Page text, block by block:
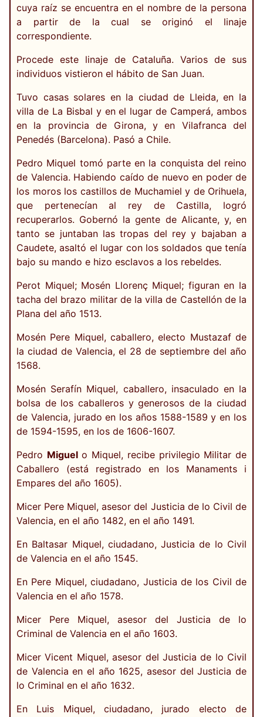
cuya raíz se encuentra en el nombre de la persona
a partir de la cual se originó el linaje
correspondiente.
Procede este linaje de Cataluña. Varios de sus
individuos vistieron el hábito de San Juan.
Tuvo casas solares en la ciudad de Lleida, en la
villa de La Bisbal y en el lugar de Camperá, ambos
en la provincia de Girona, y en Vilafranca del
Penedés (Barcelona). Pasó a Chile.
Pedro Miquel tomó parte en la conquista del reino
de Valencia. Habiendo caído de nuevo en poder de
los moros los castillos de Muchamiel y de Orihuela,
que pertenecían al rey de Castilla, logró
recuperarlos. Gobernó la gente de Alicante, y, en
tanto se juntaban las tropas del rey y bajaban a
Caudete, asaltó el lugar con los soldados que tenía
bajo su mando e hizo esclavos a los rebeldes.
Perot Miquel; Mosén Llorenç Miquel; figuran en la
tacha del brazo militar de la villa de Castellón de la
Plana del año 1513.
Mosén Pere Miquel, caballero, electo Mustazaf de
la ciudad de Valencia, el 28 de septiembre del año
1568.
Mosén Serafín Miquel, caballero, insaculado en la
bolsa de los caballeros y generosos de la ciudad
de Valencia, jurado en los años 1588-1589 y en los
de 1594-1595, en los de 1606-1607.
Pedro Miguelo Miquel, recibe privilegio Militar de
Caballero (está registrado en los Manaments i
Empares del año 1605).
Micer Pere Miquel, asesor del Justicia de lo Civil de
Valencia, en el año 1482, en el año 1491.
En Baltasar Miquel, ciudadano, Justicia de lo Civil
de Valencia en el año 1545.
En Pere Miquel, ciudadano, Justicia de los Civil de
Valencia en el año 1578.
Micer Pere Miquel, asesor del Justicia de lo
Criminal de Valencia en el año 1603.
Micer Vicent Miquel, asesor del Justicia de lo Civil
de Valencia en el año 1625, asesor del Justicia de
lo Criminal en el año 1632.
En Luis Miquel, ciudadano, jurado electo de